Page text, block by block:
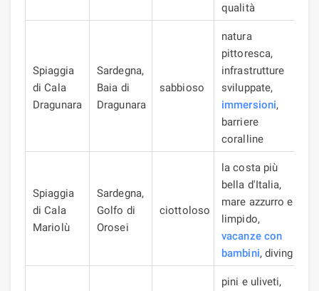
qualità
Spiaggia
di Cala
Dragunara
Sardegna,
Baia di
Dragunara
sabbioso
natura
pittoresca,
infrastrutture
sviluppate,
immersioni,
barriere
coralline
Spiaggia
di Cala
Mariolù
Sardegna,
Golfo di
Orosei
ciottoloso
la costa più
bella d'Italia,
mare azzurro e
limpido,
vacanze con
bambini, diving
pini e uliveti,